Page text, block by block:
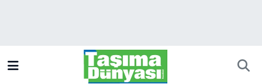
Trafik Durumu